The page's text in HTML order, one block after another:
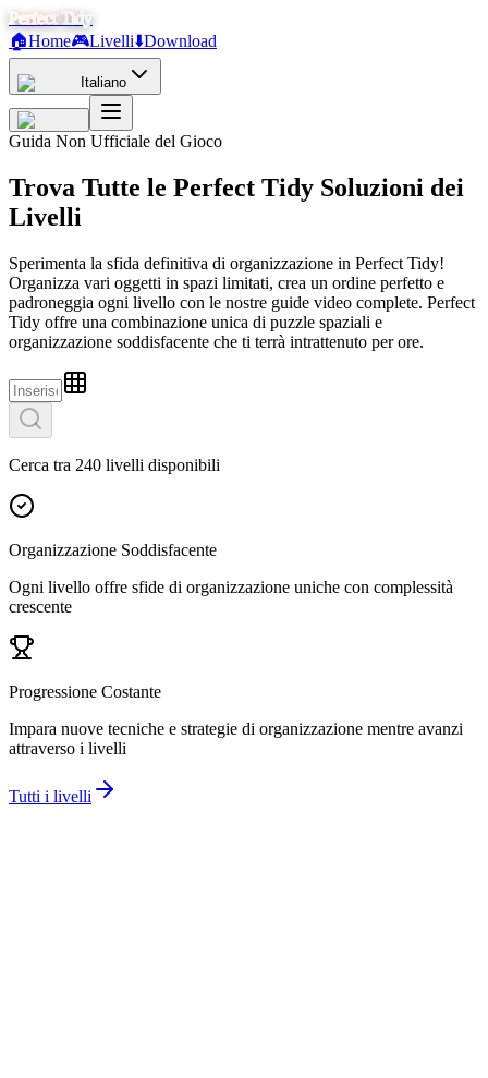
Perfect Tidy
🏠Home🎮Livelli⬇️Download
Italiano
Guida Non Ufficiale del Gioco
Trova Tutte le Perfect Tidy Soluzioni dei
Livelli
Sperimenta la sfida definitiva di organizzazione in Perfect Tidy!
Organizza vari oggetti in spazi limitati, crea un ordine perfetto e
padroneggia ogni livello con le nostre guide video complete. Perfect
Tidy offre una combinazione unica di puzzle spaziali e
organizzazione soddisfacente che ti terrà intrattenuto per ore.
Cerca tra 240 livelli disponibili
Organizzazione Soddisfacente
Ogni livello offre sfide di organizzazione uniche con complessità
crescente
Progressione Costante
Impara nuove tecniche e strategie di organizzazione mentre avanzi
attraverso i livelli
Tutti i livelli